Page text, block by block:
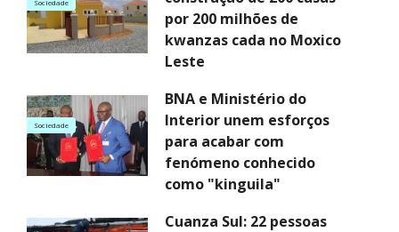
Sociedade
por 200 milhões de
kwanzas cada no Moxico
Leste
Sociedade
BNA e Ministério do
Interior unem esforços
para acabar com
fenómeno conhecido
como "kinguila"
Cuanza Sul: 22 pessoas